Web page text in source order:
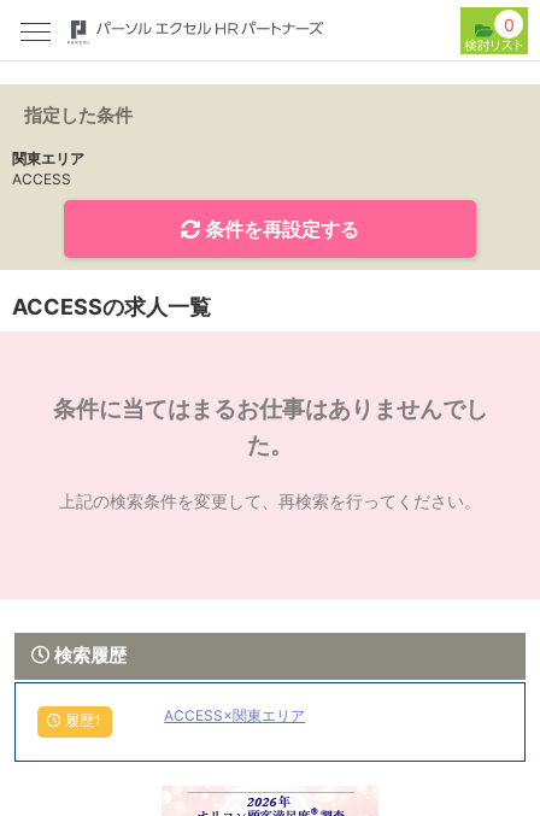
0
指定した条件
関東エリア
ACCESS
条件を再設定する
ACCESSの求人一覧
条件に当てはまるお仕事はありませんでし
た。
上記の検索条件を変更して、再検索を行ってください。
検索履歴
履歴1 ACCESS×関東エリア